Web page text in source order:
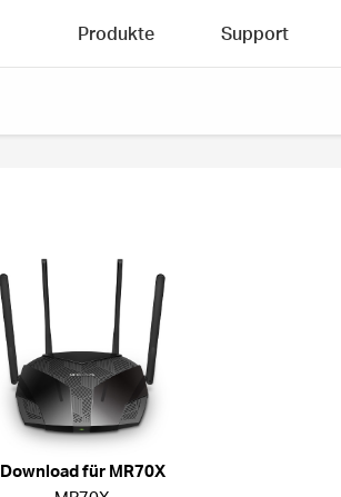
Produkte Support
Download für MR70X